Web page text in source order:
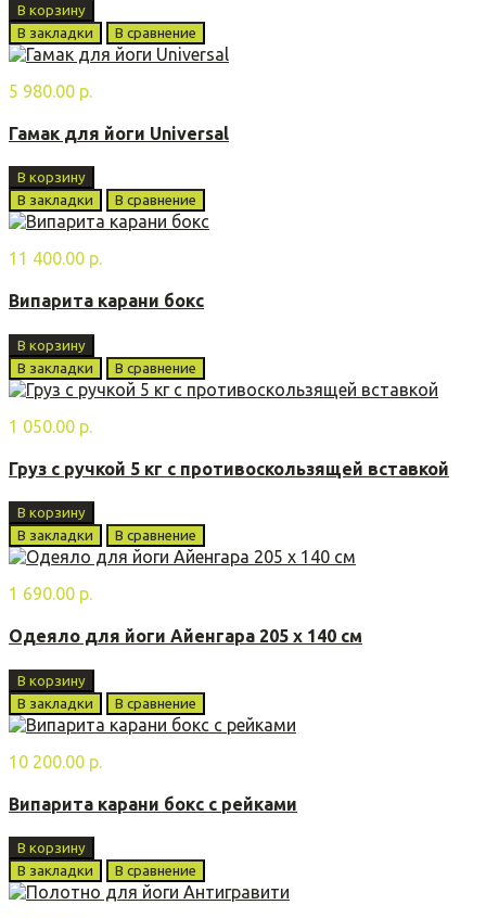
В корзину
В закладки
В сравнение
5 980.00 р.
Гамак для йоги Universal
В корзину
В закладки
В сравнение
11 400.00 р.
Випарита карани бoкс
В корзину
В закладки
В сравнение
1 050.00 р.
Груз с ручкой 5 кг с противоскользящей вставкой
В корзину
В закладки
В сравнение
1 690.00 р.
Одеяло для йоги Айенгара 205 х 140 см
В корзину
В закладки
В сравнение
10 200.00 р.
Випарита карани бoкс с рейками
В корзину
В закладки
В сравнение